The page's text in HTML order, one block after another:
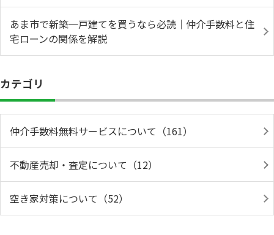
あま市で新築一戸建てを買うなら必読｜仲介手数料と住
宅ローンの関係を解説
カテゴリ
仲介手数料無料サービスについて（161）
不動産売却・査定について（12）
空き家対策について（52）